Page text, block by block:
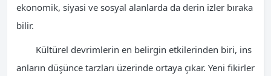
ekonomik, siyasi ve sosyal alanlarda da derin izler bıraka
bilir.
Kültürel devrimlerin en belirgin etkilerinden biri, ins
anların düşünce tarzları üzerinde ortaya çıkar. Yeni fikirler